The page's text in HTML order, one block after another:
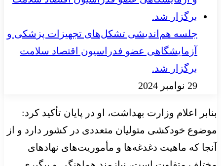
جلسه هم‌اندیشی تشکل‌های تجهیزات پزشکی و
آزمایشگاهی عضو فدراسیون اقتصاد سلامت
برگزار شد.
29 نوامبر 2024
بنابر اعلام وزارت بهداشت، او در پایان تأکید کرد:
موضوع خودکشی متولیان متعددی در کشور دارد و از
آنجا که ماهیت دغدغه‌ها و مأموریت‌های نهادهای